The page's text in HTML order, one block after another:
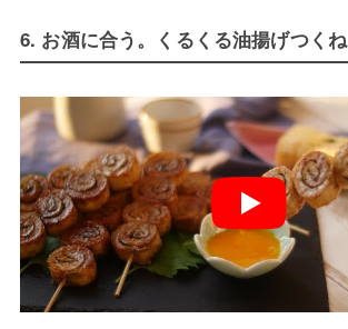
6. お酒に合う。くるくる油揚げつくね